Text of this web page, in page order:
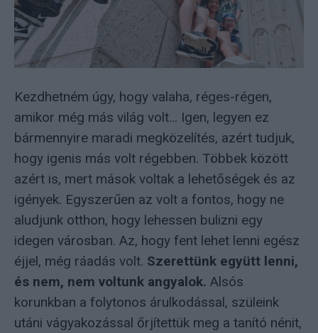
Kezdhetném úgy, hogy valaha, réges-régen,
amikor még más világ volt… Igen, legyen ez
bármennyire maradi megközelítés, azért tudjuk,
hogy igenis más volt régebben. Többek között
azért is, mert mások voltak a lehetőségek és az
igények. Egyszerűen az volt a fontos, hogy ne
aludjunk otthon, hogy lehessen bulizni egy
idegen városban. Az, hogy fent lehet lenni egész
éjjel, még ráadás volt. Szerettünk együtt lenni,
és nem, nem voltunk angyalok. Alsós
korunkban a folytonos árulkodással, szüleink
utáni vágyakozással őrjítettük meg a tanító nénit,